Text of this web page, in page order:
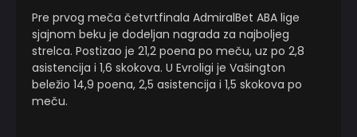
Pre prvog meča četvrtfinala AdmiralBet ABA lige
sjajnom beku je dodeljan nagrada za najboljeg
strelca. Postizao je 21,2 poena po meču, uz po 2,8
asistencija i 1,6 skokova. U Evroligi je Vašington
beležio 14,9 poena, 2,5 asistencija i 1,5 skokova po
meču.